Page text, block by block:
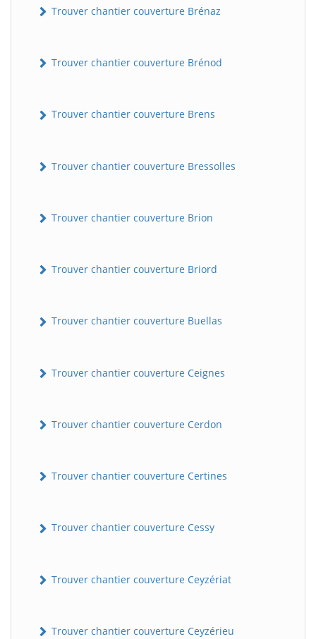
Trouver chantier couverture Brénaz
Trouver chantier couverture Brénod
Trouver chantier couverture Brens
Trouver chantier couverture Bressolles
Trouver chantier couverture Brion
Trouver chantier couverture Briord
Trouver chantier couverture Buellas
Trouver chantier couverture Ceignes
Trouver chantier couverture Cerdon
Trouver chantier couverture Certines
Trouver chantier couverture Cessy
Trouver chantier couverture Ceyzériat
Trouver chantier couverture Ceyzérieu